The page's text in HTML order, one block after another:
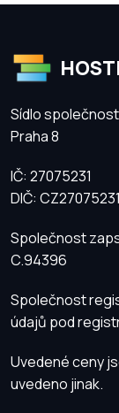
Sídlo
Praha 8
IČ: 27075231
DIČ:
Společnost
C.94396
Společnost
údajů pod
Uvedené ceny
uvedeno jinak.